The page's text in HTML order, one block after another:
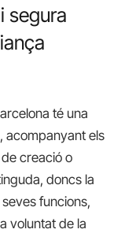
segura
té una
, acompanyant els
creació o
doncs la
funcions,
voluntat de la